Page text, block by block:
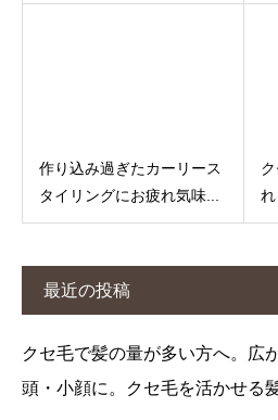
作り込み過ぎたカーリース
タイリングにお疲れ気味...
れ
最近の投稿
クセ毛で髪の量が多い方へ。広
頭・小顔に。クセ毛を活かせる